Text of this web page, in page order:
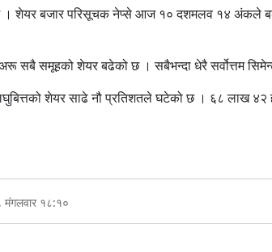
शेयर बजार परिसूचक नेप्से आज १० दशमलव १४ अंकले
सबै समूहको शेयर बढेको छ । सबैभन्दा धेरै सर्वोत्तम
शेयर साढे नौ प्रतिशतले घटेको छ । ६८ लाख ४२
१८:१०